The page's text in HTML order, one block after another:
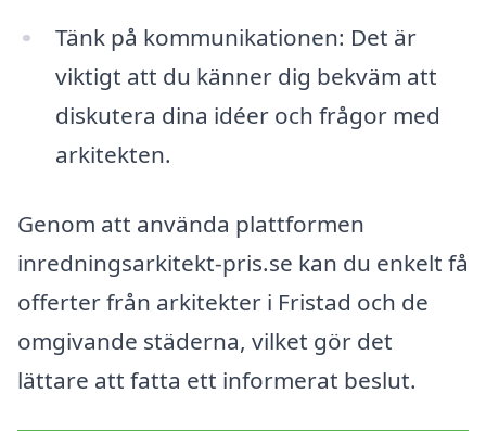
Tänk på kommunikationen: Det är
viktigt att du känner dig bekväm att
diskutera dina idéer och frågor med
arkitekten.
Genom att använda plattformen
inredningsarkitekt-pris.se kan du enkelt få
offerter från arkitekter i Fristad och de
omgivande städerna, vilket gör det
lättare att fatta ett informerat beslut.